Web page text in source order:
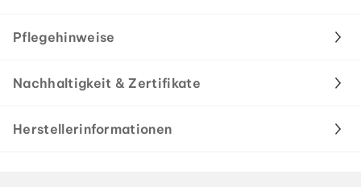
Pflegehinweise
Nachhaltigkeit & Zertifikate
Herstellerinformationen